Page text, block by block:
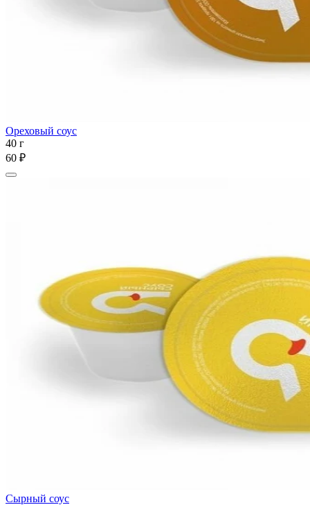
Ореховый соус
40 г
60 ₽
Сырный соус